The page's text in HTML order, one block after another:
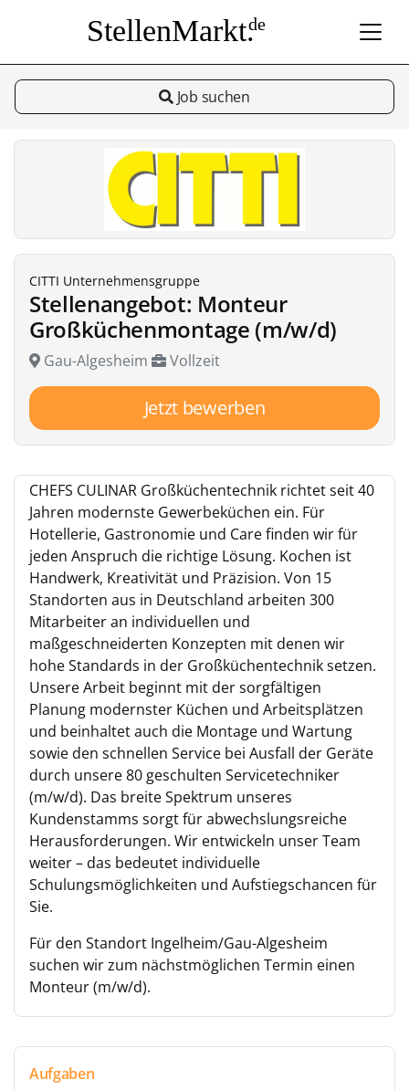
StellenMarkt.de
Job suchen
CITTI Unternehmensgruppe
Stellenangebot: Monteur
Großküchenmontage (m/w/d)
Gau-Algesheim Vollzeit
Jetzt bewerben
CHEFS CULINAR Großküchentechnik richtet seit 40
Jahren modernste Gewerbeküchen ein. Für
Hotellerie, Gastronomie und Care finden wir für
jeden Anspruch die richtige Lösung. Kochen ist
Handwerk, Kreativität und Präzision. Von 15
Standorten aus in Deutschland arbeiten 300
Mitarbeiter an individuellen und
maßgeschneiderten Konzepten mit denen wir
hohe Standards in der Großküchentechnik setzen.
Unsere Arbeit beginnt mit der sorgfältigen
Planung modernster Küchen und Arbeitsplätzen
und beinhaltet auch die Montage und Wartung
sowie den schnellen Service bei Ausfall der Geräte
durch unsere 80 geschulten Servicetechniker
(m/w/d). Das breite Spektrum unseres
Kundenstamms sorgt für abwechslungsreiche
Herausforderungen. Wir entwickeln unser Team
weiter – das bedeutet individuelle
Schulungsmöglichkeiten und Aufstiegschancen für
Sie.
Für den Standort Ingelheim/Gau-Algesheim
suchen wir zum nächstmöglichen Termin einen
Monteur (m/w/d).
Aufgaben